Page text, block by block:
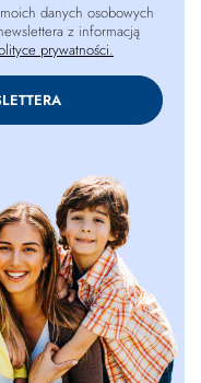
danych osobowych
z informacją
prywatności.